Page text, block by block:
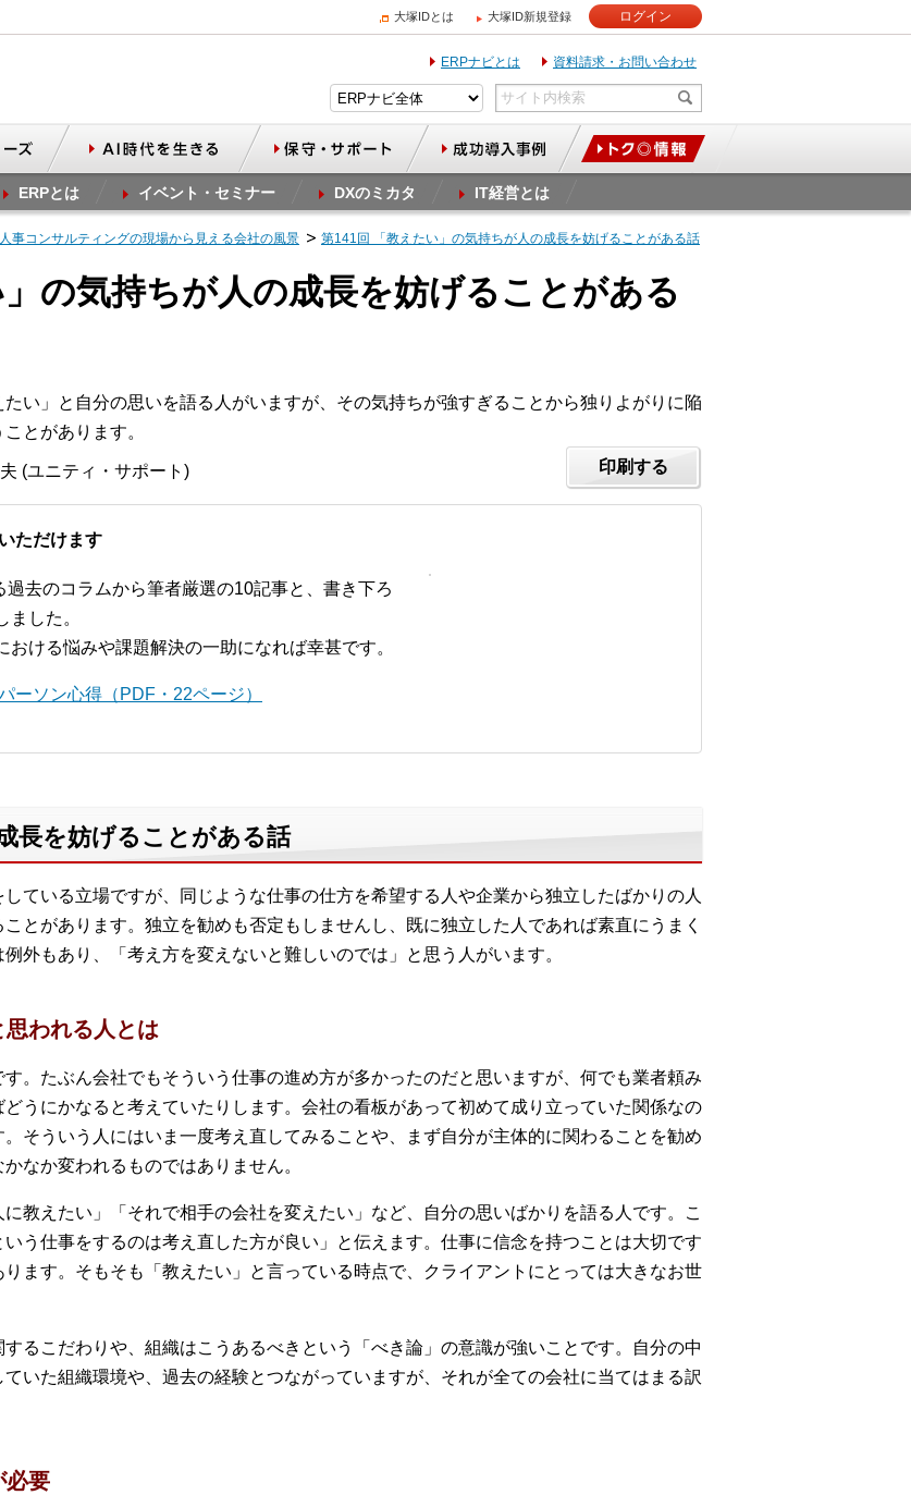
大塚IDとは 大塚ID新規登録 ログイン
ERPナビとは 資料請求・お問い合わせ
ERPとは イベント・セミナー DXのミカタ IT経営とは
人事コンサルティングの現場から見える会社の風景 第141回 「教えたい」の気持ちが人の成長を妨げることがある話
の気持ちが人の成長を妨げることがある
い」と自分の思いを語る人がいますが、その気持ちが強すぎることから独りよがりに陥
とがあります。
(ユニティ・サポート) 印刷する
ただけます
去のコラムから筆者厳選の10記事と、書き下ろ
した。
ける悩みや課題解決の一助になれば幸甚です。
ーソン心得（PDF・22ページ）
長を妨げることがある話
ている立場ですが、同じような仕事の仕方を希望する人や企業から独立したばかりの人
とがあります。独立を勧めも否定もしませんし、既に独立した人であれば素直にうまく
外もあり、「考え方を変えないと難しいのでは」と思う人がいます。
思われる人とは
。たぶん会社でもそういう仕事の進め方が多かったのだと思いますが、何でも業者頼み
うにかなると考えていたりします。会社の看板があって初めて成り立っていた関係なの
そういう人にはいま一度考え直してみることや、まず自分が主体的に関わることを勧め
なか変われるものではありません。
教えたい」「それで相手の会社を変えたい」など、自分の思いばかりを語る人です。こ
う仕事をするのは考え直した方が良い」と伝えます。仕事に信念を持つことは大切です
ます。そもそも「教えたい」と言っている時点で、クライアントにとっては大きなお世
るこだわりや、組織はこうあるべきという「べき論」の意識が強いことです。自分の中
いた組織環境や、過去の経験とつながっていますが、それが全ての会社に当てはまる訳
必要